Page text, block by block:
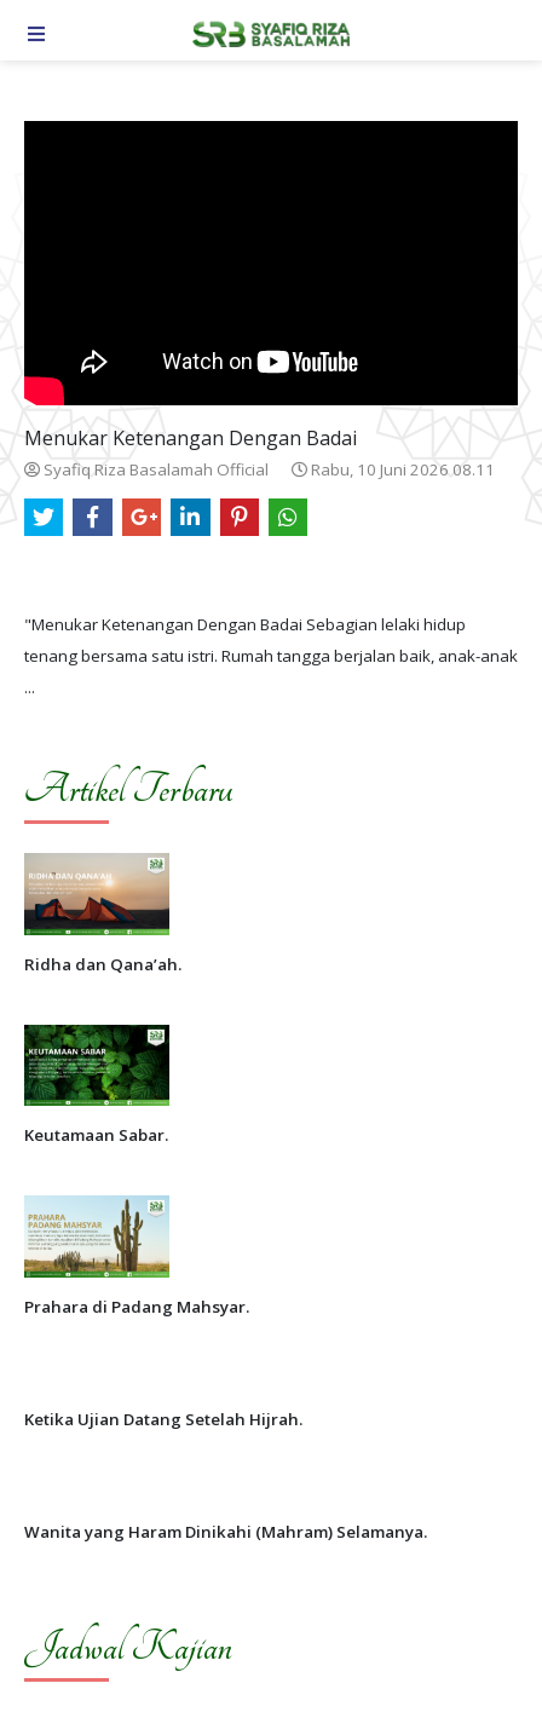
TOGGLE NAVIGATION
Menukar Ketenangan Dengan Badai
Syafiq Riza Basalamah Official Rabu, 10 Juni 2026 08.11
"Menukar Ketenangan Dengan Badai Sebagian lelaki hidup
tenang bersama satu istri. Rumah tangga berjalan baik, anak-anak
Artikel Terbaru
Ridha dan Qana’ah.
Keutamaan Sabar.
Prahara di Padang Mahsyar.
Ketika Ujian Datang Setelah Hijrah.
Wanita yang Haram Dinikahi (Mahram) Selamanya.
Jadwal Kajian